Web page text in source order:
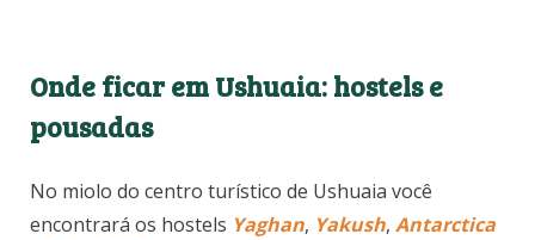
Onde ficar em Ushuaia: hostels e
pousadas
No miolo do centro turístico de Ushuaia você
encontrará os hostels Yaghan, Yakush, Antarctica